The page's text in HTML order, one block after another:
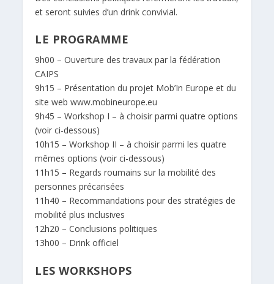
et seront suivies d’un drink convivial.
LE PROGRAMME
9h00 – Ouverture des travaux par la fédération
CAIPS
9h15 – Présentation du projet Mob’In Europe et du
site web www.mobineurope.eu
9h45 – Workshop I – à choisir parmi quatre options
(voir ci-dessous)
10h15 – Workshop II – à choisir parmi les quatre
mêmes options (voir ci-dessous)
11h15 – Regards roumains sur la mobilité des
personnes précarisées
11h40 – Recommandations pour des stratégies de
mobilité plus inclusives
12h20 – Conclusions politiques
13h00 – Drink officiel
LES WORKSHOPS